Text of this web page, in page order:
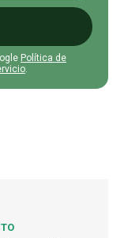
Política de
.